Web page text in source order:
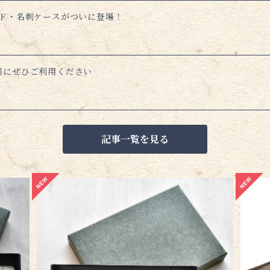
・名刺ケースがついに登場！
ぜひご利用ください
記事一覧を見る